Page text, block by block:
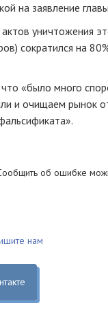
на заявление
уничтожения
сократился на
«было много
и очищаем рынок
об ошибке
нам